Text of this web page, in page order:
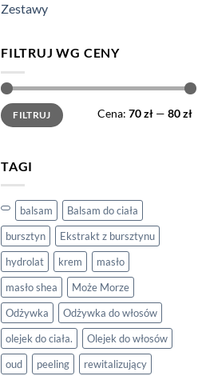
Zestawy
FILTRUJ WG CENY
Cena
min
Cena
maxFILTRUJ Cena: 70 zł — 80 zł
TAGI
balsam
Balsam do ciała
bursztyn
Ekstrakt z bursztynu
hydrolat
krem
masło
masło shea
Może Morze
Odżywka
Odżywka do włosów
olejek do ciała.
Olejek do włosów
oud
peeling
rewitalizujący